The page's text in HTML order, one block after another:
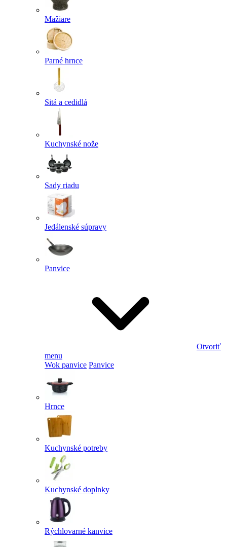
Mažiare
Parné hrnce
Sitá a cedidlá
Kuchynské nože
Sady riadu
Jedálenské súpravy
Panvice
Otvoriť
menu
Wok panvice Panvice
Hrnce
Kuchynské potreby
Kuchynské doplnky
Rýchlovarné kanvice